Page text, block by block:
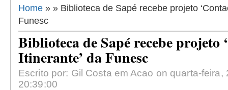
Home » » Biblioteca de Sapé recebe projeto
Funesc
Biblioteca de Sapé recebe projeto
Itinerante’ da Funesc
Escrito por: Gil Costa em Acao on quarta-
20:39:00